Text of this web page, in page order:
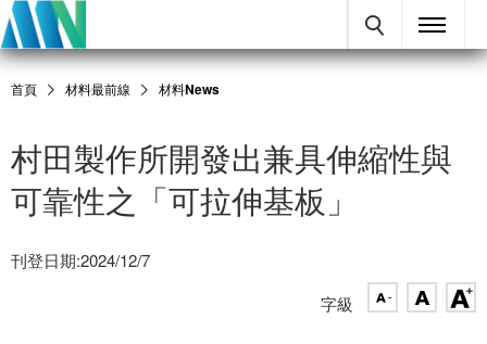
首頁 材料最前線 材料News
村田製作所開發出兼具伸縮性與
可靠性之「可拉伸基板」
刊登日期:2024/12/7
字級